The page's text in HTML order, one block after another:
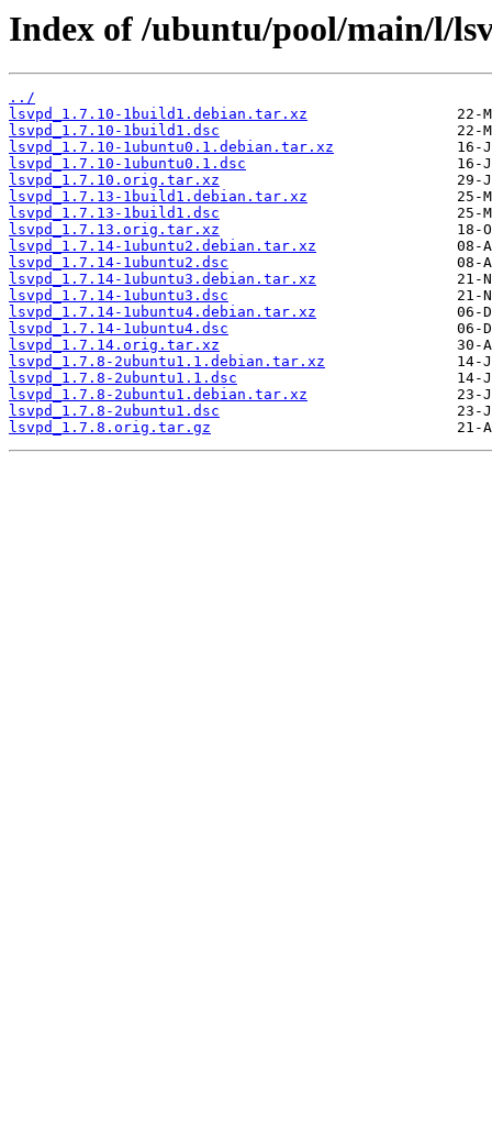
Index of /ubuntu/pool/main/l/
../
lsvpd_1.7.10-1build1.debian.tar.xz
lsvpd_1.7.10-1build1.dsc
lsvpd_1.7.10-1ubuntu0.1.debian.tar.xz
lsvpd_1.7.10-1ubuntu0.1.dsc
lsvpd_1.7.10.orig.tar.xz
lsvpd_1.7.13-1build1.debian.tar.xz
lsvpd_1.7.13-1build1.dsc
lsvpd_1.7.13.orig.tar.xz
lsvpd_1.7.14-1ubuntu2.debian.tar.xz
lsvpd_1.7.14-1ubuntu2.dsc
lsvpd_1.7.14-1ubuntu3.debian.tar.xz
lsvpd_1.7.14-1ubuntu3.dsc
lsvpd_1.7.14-1ubuntu4.debian.tar.xz
lsvpd_1.7.14-1ubuntu4.dsc
lsvpd_1.7.14.orig.tar.xz
lsvpd_1.7.8-2ubuntu1.1.debian.tar.xz
lsvpd_1.7.8-2ubuntu1.1.dsc
lsvpd_1.7.8-2ubuntu1.debian.tar.xz
lsvpd_1.7.8-2ubuntu1.dsc
lsvpd_1.7.8.orig.tar.gz